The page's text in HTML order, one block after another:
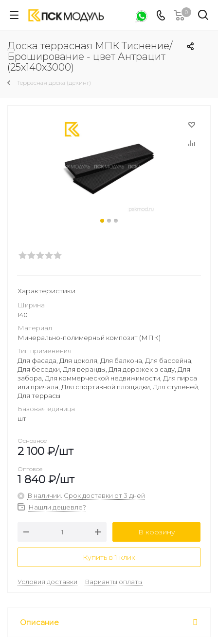
0
Доска террасная МПК Тиснение/
Броширование - цвет Антрацит
(25х140х3000)
Террасная доска (декинг)
Характеристики
Ширина
140
Материал
Минерально-полимерный композит (МПК)
Тип применения
Для фасада, Для цоколя, Для балкона, Для бассейна,
Для беседки, Для веранды, Для дорожек в саду, Для
забора, Для коммерческой недвижимости, Для пирса
или причала, Для спортивной площадки, Для ступеней,
Для террасы
Базовая единица
шт
Основное
2 100 ₽/шт
Оптовое
1 840 ₽/шт
В наличии. Срок доставки от 3 дней
Нашли дешевле?
В корзину
Купить в 1 клик
Условия доставки Варианты оплаты
Описание